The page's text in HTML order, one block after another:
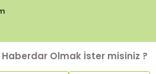
Olmak İster misiniz ?